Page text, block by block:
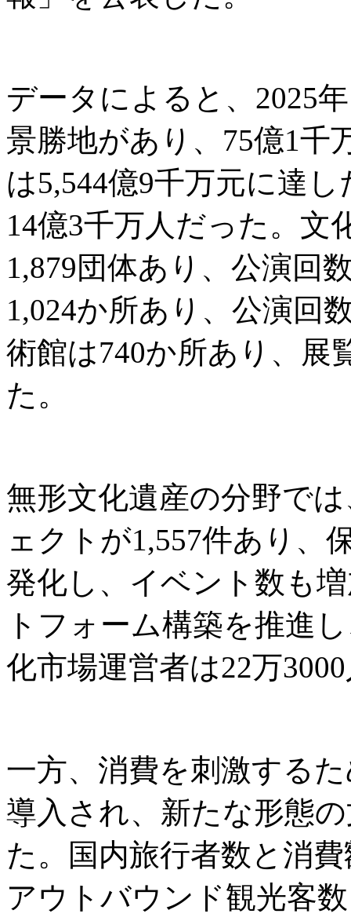
データによると、2025
景勝地があり、75億1千
は5,544億9千万元に達
14億3千万人だった。文
1,879団体あり、公演回
1,024か所あり、公演回
術館は740か所あり、展
た。
無形文化遺産の分野で
ェクトが1,557件あり、
発化し、イベント数も
トフォーム構築を推進
化市場運営者は22万
一方、消費を刺激する
導入され、新たな形態
た。国内旅行者数と消
アウトバウンド観光客